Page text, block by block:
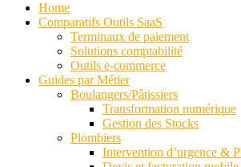
Home
Comparatifs Outils SaaS
Terminaux de paiement
Solutions comptabilité
Outils e-commerce
Guides par Métier
Boulangers/Pâtissiers
Transformation numérique
Gestion des Stocks
Plombiers
Intervention d’urgence &